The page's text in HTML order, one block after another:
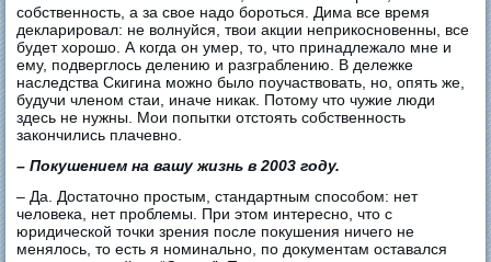
собственность, а за свое надо бороться. Дима все время
декларировал: не волнуйся, твои акции неприкосновенны, все
будет хорошо. А когда он умер, то, что принадлежало мне и
ему, подверглось делению и разграблению. В дележке
наследства Скигина можно было поучаствовать, но, опять же,
будучи членом стаи, иначе никак. Потому что чужие люди
здесь не нужны. Мои попытки отстоять собственность
закончились плачевно.
– Покушением на вашу жизнь в 2003 году.
– Да. Достаточно простым, стандартным способом: нет
человека, нет проблемы. При этом интересно, что с
юридической точки зрения после покушения ничего не
менялось, то есть я номинально, по документам оставался